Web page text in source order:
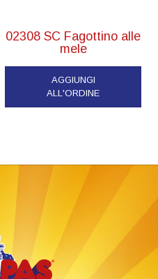
02308 SC Fagottino alle
mele
AGGIUNGI
ALL'ORDINE